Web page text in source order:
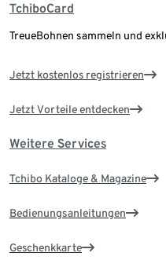
TchiboCard
TreueBohnen sammeln und
Jetzt kostenlos registrieren
Jetzt Vorteile entdecken
Weitere Services
Tchibo Kataloge & Magazine
Bedienungsanleitungen
Geschenkkarte